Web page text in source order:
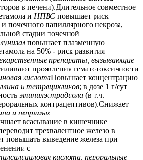
в печени).Длительное совместное
и НПВС повышает риск
почечного папиллярного некроза,
стадии почечной
повышает плазменную
на 50% - риск развития
препараты, вызывающие
проявления гематотоксичности
кислотаПовышает концентрацию
и тетрациклинов; в дозе 1 г/сут
этинилэстрадиола (в т.ч.
контрацептивов).Снижает
и непрямых
всасывание в кишечнике
трехвалентное железо в
повышать выведение железа при
с
кислота, пероральные